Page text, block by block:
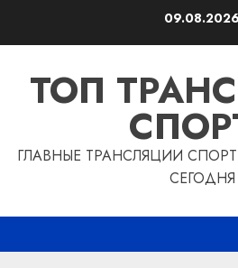
09.08.2026
ТОП
ГЛАВНЫЕ ТРАНСЛЯЦИИ
СЕГОДНЯ